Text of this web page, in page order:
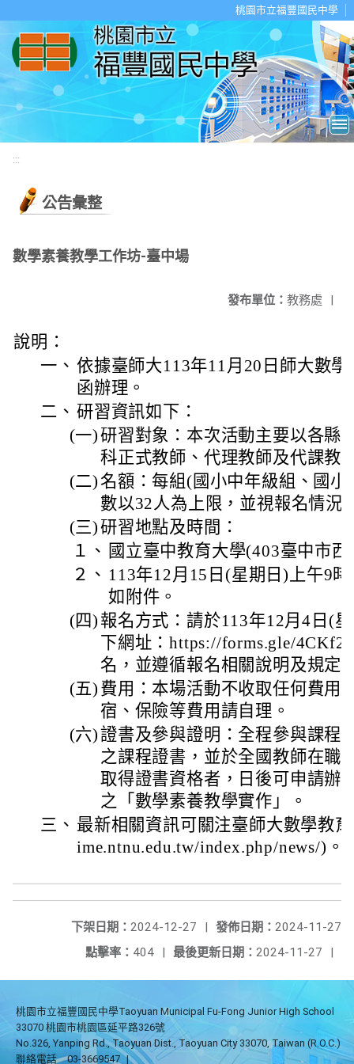
桃園市立福豐國民中學
:::
公告彙整
數學素養教學工作坊-臺中場
發布單位： 教務處 |
說明：
一、 依據臺師大113年11月20日師大數
函辦理。
二、 研習資訊如下：
(一)研習對象：本次活動主要以各縣
科正式教師、代理教師及代課教
(二) 名額：每組(國小中年級組、國
數以32人為上限，並視報名情況
(三)研習地點及時間：
１、 國立臺中教育大學(403臺中市
２、 113年12月15日(星期日)上午9
如附件。
(四) 報名方式：請於113年12月4日(
下網址：https://forms.gle/
名，並遵循報名相關說明及規定
(五) 費用：本場活動不收取任何費用
宿、保險等費用請自理。
(六)證書及參與證明：全程參與課程
之課程證書，並於全國教師在職
取得證書資格者，日後可申請辦
之「數學素養教學實作」。
三、 最新相關資訊可關注臺師大數學教
ime.ntnu.edu.tw/index.php/news/)。
發佈日期： 2024-11-27
下架日期： 2024-12-27
|
最後更新日期： 2024-11-27 |
點擊率： 404 |
桃園市立福豐國民中學Taoyuan Municipal Fu-Fong Junior High School
33070 桃園市桃園區延平路326號
No.326, Yanping Rd., Taoyuan Dist., Taoyuan City 33070, Taiwan (R.O.C.)
聯絡電話
03-3669547 |